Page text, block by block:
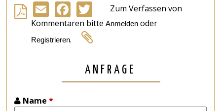
Email FacebookTwitterZum Verfassen von
Kommentaren bitteAnmelden oder
Registrieren.
ANFRAGE
Name*